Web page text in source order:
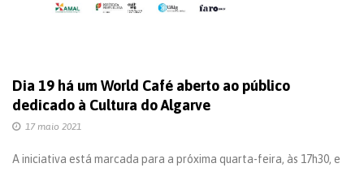
Dia 19 há um World Café aberto ao público
dedicado à Cultura do Algarve
17 maio 2021
A iniciativa está marcada para a próxima quarta-feira, às 17h30, e